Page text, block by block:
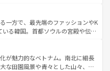
着のハワイ情報
してほしい。
充実しており、サーフィンやダイ
、アウトドア好きにはたまらな
彩な魅力を存分に味わいつくそ
である台湾東部など、都市の喧騒
ており、訪れる人に新しい発見と
。また、奥深い台湾の食文化も魅
ーツなど、バラエティ豊かな料理
お、新着の台湾情報は コンテンツ一覧を参
一方で、最先端のファッションやK
る韓国。首都ソウルの宮殿や伝統
四季折々の自然美を楽しむことが
や焼肉、絶品のストリートフード
理が待っている。夜には、韓国な
が魅力的なベトナム。南北に細長
な田園風景や青々とした山々、世